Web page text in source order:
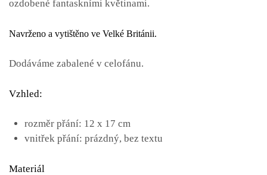
ozdobené fantaskními květinami.
Navrženo a vytištěno ve Velké Británii.
Dodáváme zabalené v celofánu.
Vzhled:
rozměr přání: 12 x 17 cm
vnitřek přání: prázdný, bez textu
Materiál